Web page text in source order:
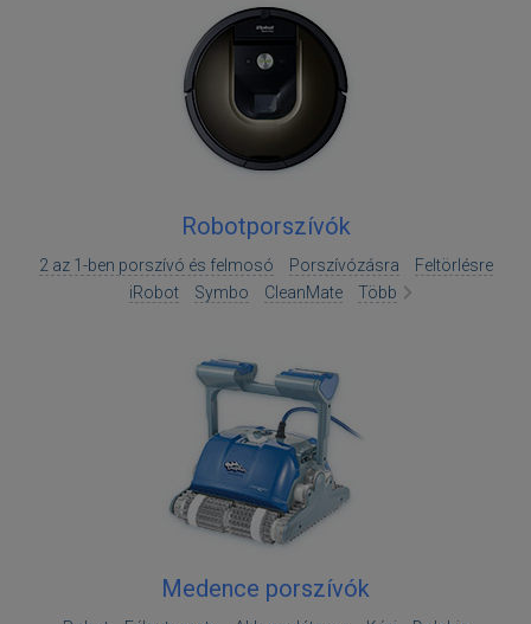
Robotporszívók
2 az 1-ben porszívó és felmosó Porszívózásra
Feltörlésre
iRobot
Symbo CleanMate Több
Medence porszívók